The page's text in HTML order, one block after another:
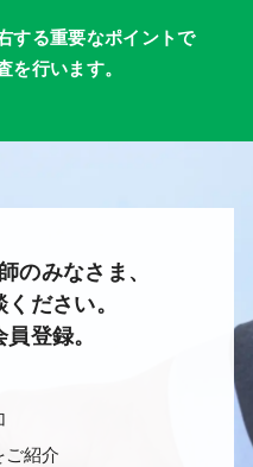
する重要なポイントで
を行います。
のみなさま、
ださい。
登録。
紹介